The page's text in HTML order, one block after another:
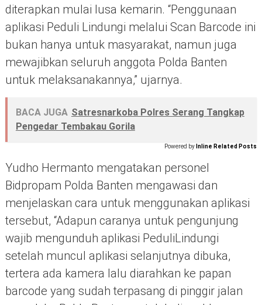
diterapkan mulai lusa kemarin. “Penggunaan
aplikasi Peduli Lindungi melalui Scan Barcode ini
bukan hanya untuk masyarakat, namun juga
mewajibkan seluruh anggota Polda Banten
untuk melaksanakannya,” ujarnya.
BACA JUGA Satresnarkoba Polres Serang Tangkap
Pengedar Tembakau Gorila
Powered by Inline Related Posts
Yudho Hermanto mengatakan personel
Bidpropam Polda Banten mengawasi dan
menjelaskan cara untuk menggunakan aplikasi
tersebut, “Adapun caranya untuk pengunjung
wajib mengunduh aplikasi PeduliLindungi
setelah muncul aplikasi selanjutnya dibuka,
tertera ada kamera lalu diarahkan ke papan
barcode yang sudah terpasang di pinggir jalan